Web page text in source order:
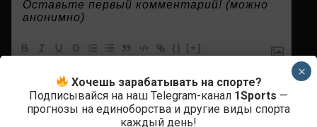
{} [+]
КОММЕНТАРИЕВ
Хочешь зарабатывать на спорте?
Подписывайся на наш Telegram-канал 1Sports —
прогнозы на единоборства и другие виды спорта
каждый день!
×